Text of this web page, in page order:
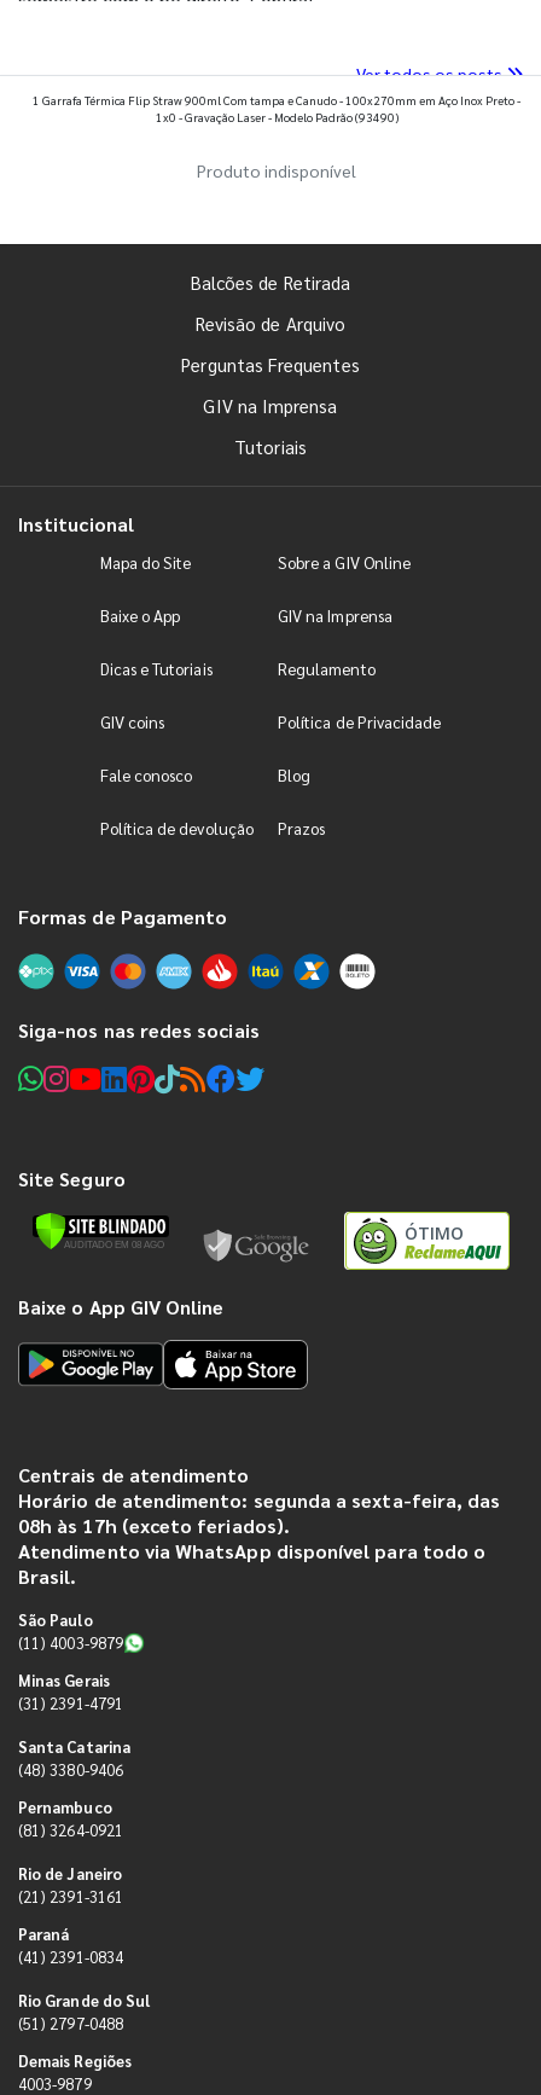
Ver todos os posts
1 Garrafa Térmica Flip Straw 900ml Com tampa e Canudo - 100x270mm em Aço Inox Preto -
1x0 - Gravação Laser - Modelo Padrão(93490)
Produto indisponível
Balcões de Retirada
Revisão de Arquivo
Perguntas Frequentes
GIV na Imprensa
Tutoriais
Institucional
Mapa do Site Sobre a GIV Online
Baixe o App GIV na Imprensa
Dicas e Tutoriais Regulamento
GIV coins Política de Privacidade
Fale conosco Blog
Política de devolução Prazos
Formas de Pagamento
Siga-nos nas redes sociais
Site Seguro
ÓTIMO
Baixe o App GIV Online
Centrais de atendimento
Horário de atendimento: segunda a sexta-feira, das
08h às 17h (exceto feriados).
Atendimento via WhatsApp disponível para todo o
Brasil.
São Paulo
(11) 4003-9879
Minas Gerais
(31) 2391-4791
Santa Catarina
(48) 3380-9406
Pernambuco
(81) 3264-0921
Rio de Janeiro
(21) 2391-3161
Paraná
(41) 2391-0834
Rio Grande do Sul
(51) 2797-0488
Demais Regiões
4003-9879